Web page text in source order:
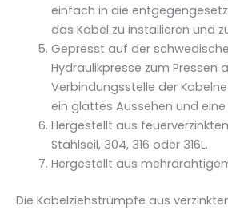
einfach in die
das Kabel zu installieren und
Gepresst auf der
Hydraulikpresse zum Pressen
Verbindungsstelle der
ein glattes Aussehen und
Hergestellt aus
Stahlseil, 304, 316 oder 316L.
Hergestellt aus
Die Kabelziehstrümpfe aus